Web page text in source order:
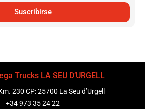
Suscribirse
Trucks LA SEU D’URGELL
230 CP: 25700 La Seu d’Urgell
+34 973 35 24 22